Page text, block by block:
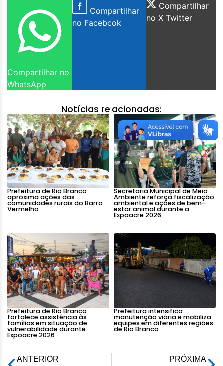
Compartilhar no
WhatsApp
Compartilhar
no Facebook
Compartilhar
no X Twitter
Notícias relacionadas:
Prefeitura de Rio Branco
aproxima ações das
comunidades rurais do Barro
Vermelho
Secretaria Municipal de Meio
Ambiente reforça fiscalização
ambiental e ações de bem-
estar animal durante a
Expoacre 2026
Prefeitura de Rio Branco
fortalece assistência às
famílias em situação de
vulnerabilidade durante
Expoacre 2026
Prefeitura intensifica
manutenção viária e mobiliza
equipes em diferentes regiões
de Rio Branco
ANTERIOR
PRÓXIMA